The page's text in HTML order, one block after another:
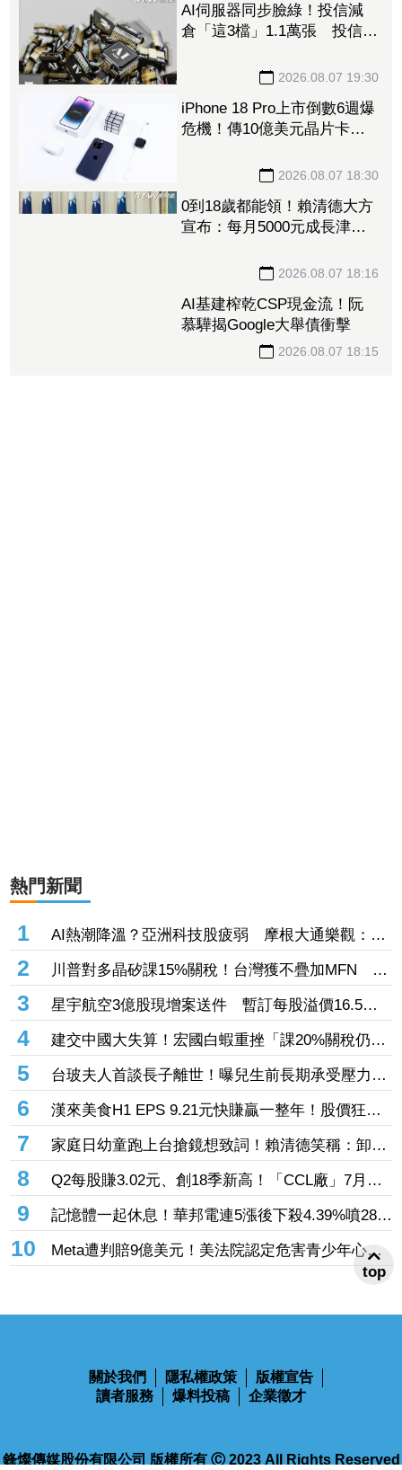
AI伺服器同步臉綠！投信減
倉「這3檔」1.1萬張 投信連
2026.08.07 19:30
iPhone 18 Pro上市倒數6週爆
危機！傳10億美元晶片卡封
2026.08.07 18:30
0到18歲都能領！賴清德大方
宣布：每月5000元成長津
2026.08.07 18:16
AI基建榨乾CSP現金流！阮
慕驊揭Google大舉債衝擊
熱門新聞
1
AI熱潮降溫？亞洲科技股疲弱 摩根大通樂觀：長
期投資趨勢未變
2
川普對多晶矽課15%關稅！台灣獲不疊加MFN 行
政院：對台影響有限
3
星宇航空3億股現增案送件 暫訂每股溢價16.5
元、預計募資49.5億元
4
建交中國大失算！宏國白蝦重挫「課20%關稅仍要
賣台灣」 外媒曝出口量差4倍
5
台玻夫人首談長子離世！曝兒生前長期承受壓力
喪子後她悲痛足不出戶
6
漢來美食H1 EPS 9.21元快賺贏一整年！股價狂飆
7％創3年來新高 「最難訂Buffet」瘋狂吸金
7
家庭日幼童跑上台搶鏡想致詞！賴清德笑稱：卸任
後再交棒給你
8
Q2每股賺3.02元、創18季新高！「CCL廠」7月營
收創近4年高 AI伺服器助攻下半年成長
9
記憶體一起休息！華邦電連5漲後下殺4.39%噴286
億元 「這檔」累漲40%後也走弱炸315億元
10
Meta遭判賠9億美元！美法院認定危害青少年心理
關於我們 隱私權政策
版權宣告
top